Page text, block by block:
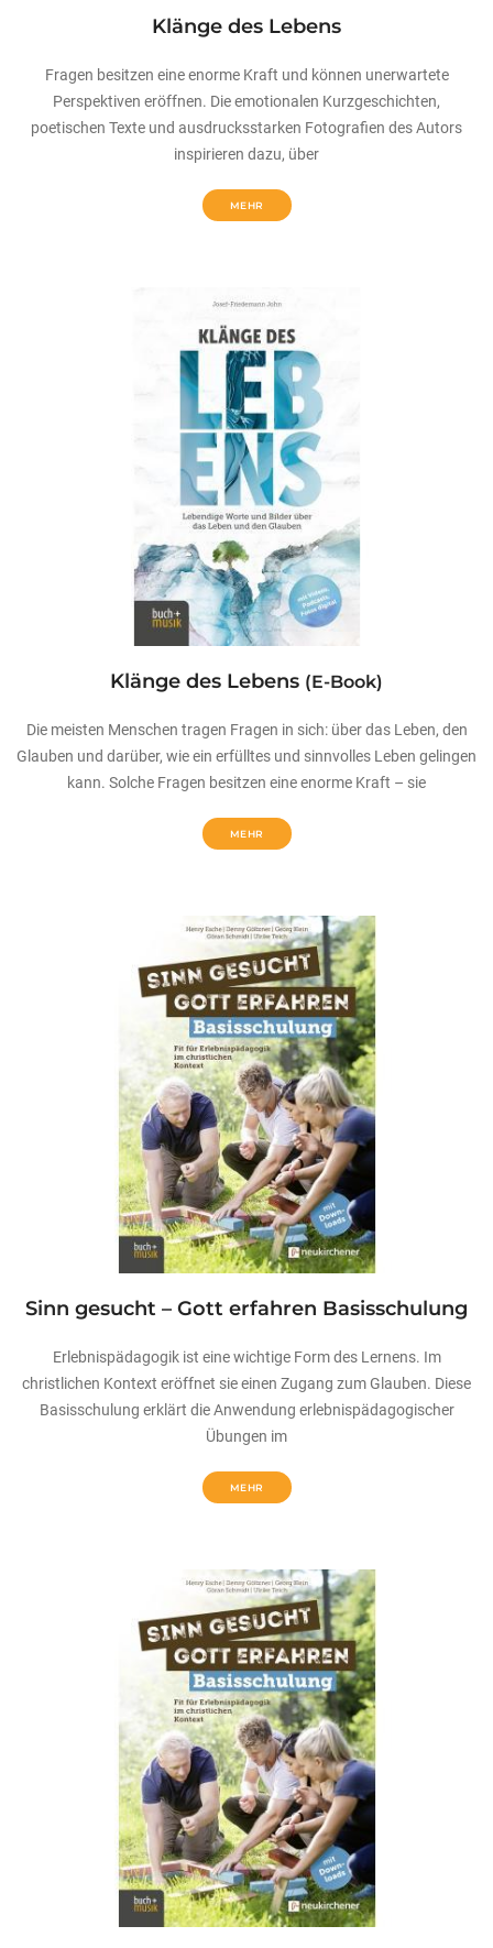
Klänge des Lebens
Fragen besitzen eine enorme Kraft und können unerwartete
Perspektiven eröffnen. Die emotionalen Kurzgeschichten,
poetischen Texte und ausdrucksstarken Fotografien des Autors
inspirieren dazu, über
MEHR
Klänge des Lebens (E-Book)
Die meisten Menschen tragen Fragen in sich: über das Leben, den
Glauben und darüber, wie ein erfülltes und sinnvolles Leben gelingen
kann. Solche Fragen besitzen eine enorme Kraft – sie
MEHR
Sinn gesucht – Gott erfahren Basisschulung
Erlebnispädagogik ist eine wichtige Form des Lernens. Im
christlichen Kontext eröffnet sie einen Zugang zum Glauben. Diese
Basisschulung erklärt die Anwendung erlebnispädagogischer
Übungen im
MEHR